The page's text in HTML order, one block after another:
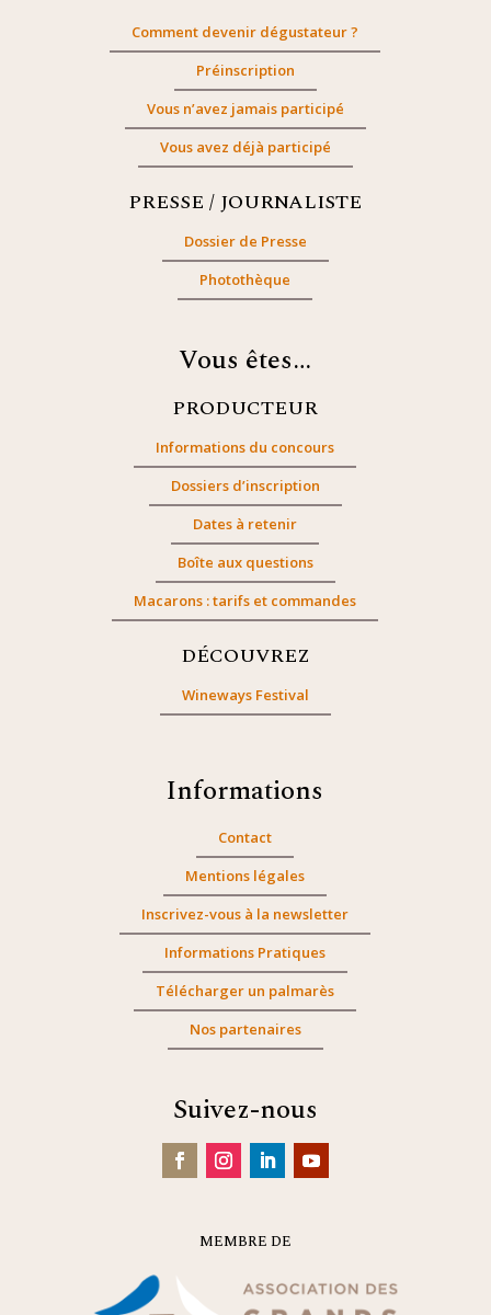
Comment devenir dégustateur ?
Préinscription
Vous n’avez jamais participé
Vous avez déjà participé
PRESSE / JOURNALISTE
Dossier de Presse
Photothèque
Vous êtes…
PRODUCTEUR
Informations du concours
Dossiers d’inscription
Dates à retenir
Boîte aux questions
Macarons : tarifs et commandes
DÉCOUVREZ
Wineways Festival
Informations
Contact
Mentions légales
Inscrivez-vous à la newsletter
Informations Pratiques
Télécharger un palmarès
Nos partenaires
Suivez-nous
MEMBRE DE